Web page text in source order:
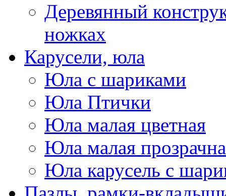
Деревянный
ножках
Карусели, юла
Юла с шариками
Юла Птички
Юла малая цветная
Юла малая
Юла карусель с